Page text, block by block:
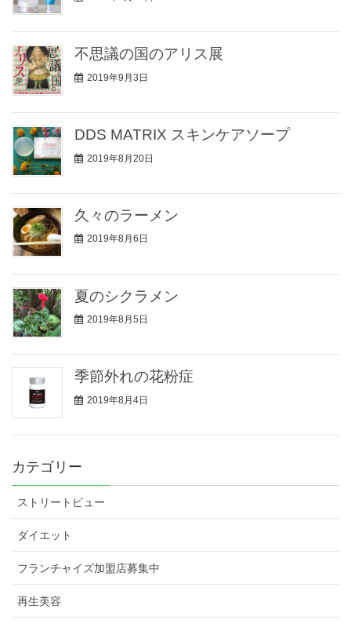
不思議の国のアリス展
2019年9月3日
DDS MATRIX スキンケアソープ
2019年8月20日
久々のラーメン
2019年8月6日
夏のシクラメン
2019年8月5日
季節外れの花粉症
2019年8月4日
カテゴリー
ストリートビュー
ダイエット
フランチャイズ加盟店募集中
再生美容